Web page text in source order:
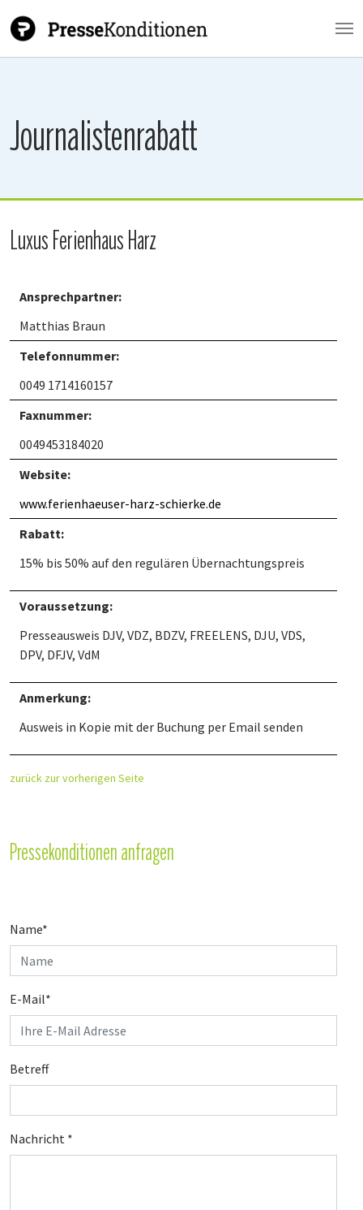
Journalistenrabatt
Luxus Ferienhaus Harz
Ansprechpartner:
Matthias Braun
Telefonnummer:
0049 1714160157
Faxnummer:
0049453184020
Website:
www.ferienhaeuser-harz-schierke.de
Rabatt:
15% bis 50% auf den regulären Übernachtungspreis
Voraussetzung:
Presseausweis DJV, VDZ, BDZV, FREELENS, DJU, VDS,
DPV, DFJV, VdM
Anmerkung:
Ausweis in Kopie mit der Buchung per Email senden
zurück zur vorherigen Seite
Pressekonditionen anfragen
Name*
E-Mail*
Betreff
Nachricht *